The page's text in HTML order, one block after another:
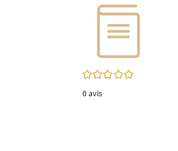
0/5
0avis